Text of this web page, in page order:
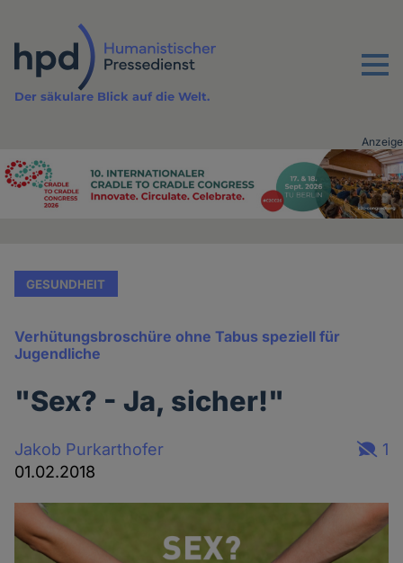
Inhalt
Menu
Der säkulare Blick auf die Welt.
Advertising
Anzeige
GESUNDHEIT
Verhütungsbroschüre ohne Tabus speziell für
Jugendliche
"Sex? - Ja, sicher!"
Jakob Purkarthofer
01.02.2018
1